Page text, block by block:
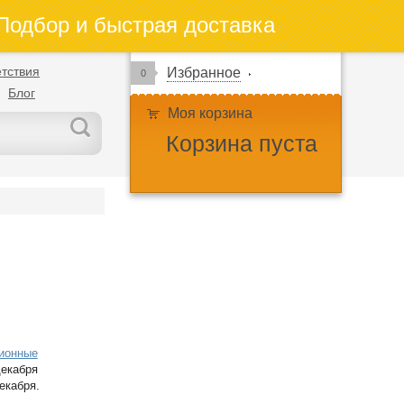
и быстрая доставка
Блог
0 Избранное
Моя корзина
Корзина пуста